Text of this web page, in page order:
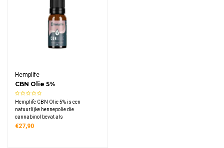
Hemplife
CBN Olie 5%
Hemplife CBN Olie 5% is een
natuurlijke hennepolie die
cannabinol bevat als
voedingssupplement, vervaardigd
€27,90